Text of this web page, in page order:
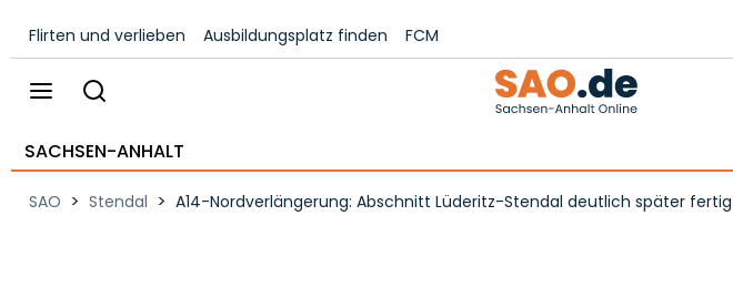
Flirten und verlieben Ausbildungsplatz finden FCM
SACHSEN-ANHALT
SAO > Stendal > A14-Nordverlängerung: Abschnitt Lüderitz-Stendal deutlich später fertig